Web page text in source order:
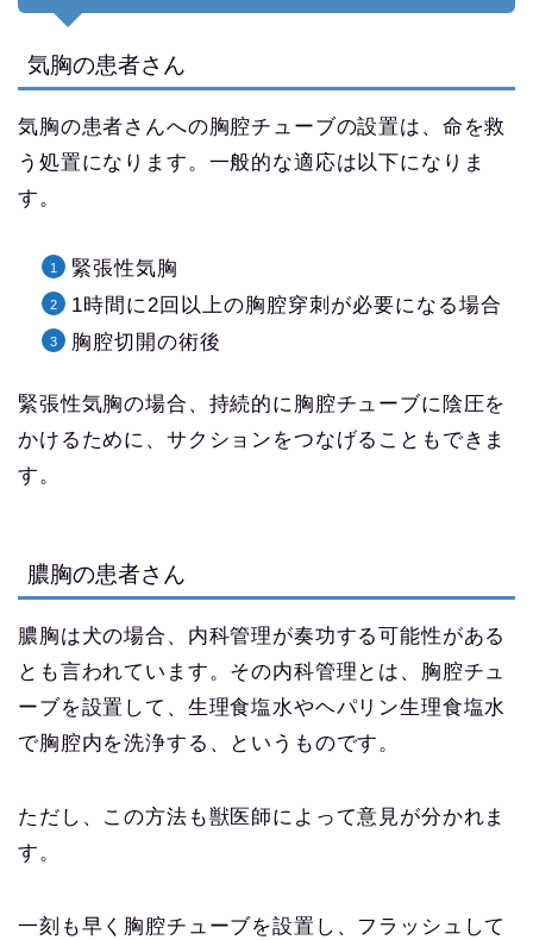
気胸の患者さん
気胸の患者さんへの胸腔チューブの設置は、命を救
う処置になります。一般的な適応は以下になりま
す。
緊張性気胸
1時間に2回以上の胸腔穿刺が必要になる場合
胸腔切開の術後
緊張性気胸の場合、持続的に胸腔チューブに陰圧を
かけるために、サクションをつなげることもできま
す。
膿胸の患者さん
膿胸は犬の場合、内科管理が奏功する可能性がある
とも言われています。その内科管理とは、胸腔チュ
ーブを設置して、生理食塩水やヘパリン生理食塩水
で胸腔内を洗浄する、というものです。
ただし、この方法も獣医師によって意見が分かれま
す。
一刻も早く胸腔チューブを設置し、フラッシュして